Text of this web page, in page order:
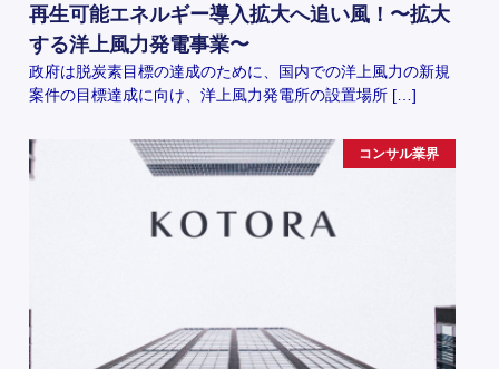
再生可能エネルギー導入拡大へ追い風！〜拡大
する洋上風力発電事業〜
政府は脱炭素目標の達成のために、国内での洋上風力の新規
案件の目標達成に向け、洋上風力発電所の設置場所 […]
コンサル業界